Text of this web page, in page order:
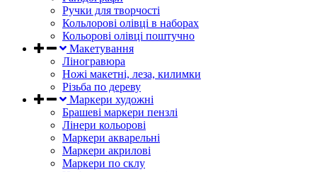
Ручки для творчості
Кольлорові олівці в наборах
Кольорові олівці поштучно
Макетування
Ліногравюра
Ножі макетні, леза, килимки
Різьба по дереву
Маркери художні
Брашеві маркери пензлі
Лінери кольорові
Маркери акварельні
Маркери акрилові
Маркери по склу